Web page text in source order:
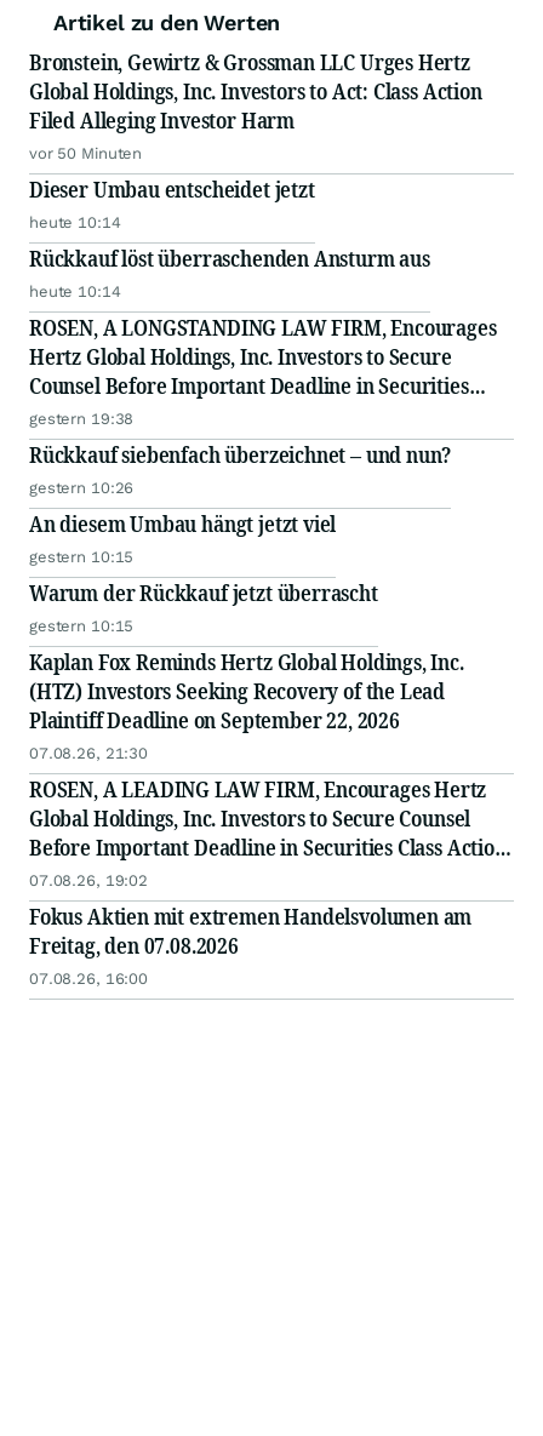
Artikel zu den Werten
Bronstein, Gewirtz & Grossman LLC Urges Hertz
Global Holdings, Inc. Investors to Act: Class Action
Filed Alleging Investor Harm
vor 50 Minuten
Dieser Umbau entscheidet jetzt
heute 10:14
Rückkauf löst überraschenden Ansturm aus
heute 10:14
ROSEN, A LONGSTANDING LAW FIRM, Encourages
Hertz Global Holdings, Inc. Investors to Secure
Counsel Before Important Deadline in Securities
Class Action - HTZ
gestern 19:38
Rückkauf siebenfach überzeichnet – und nun?
gestern 10:26
An diesem Umbau hängt jetzt viel
gestern 10:15
Warum der Rückkauf jetzt überrascht
gestern 10:15
Kaplan Fox Reminds Hertz Global Holdings, Inc.
(HTZ) Investors Seeking Recovery of the Lead
Plaintiff Deadline on September 22, 2026
07.08.26, 21:30
ROSEN, A LEADING LAW FIRM, Encourages Hertz
Global Holdings, Inc. Investors to Secure Counsel
Before Important Deadline in Securities Class Action
- HTZ
07.08.26, 19:02
Fokus Aktien mit extremen Handelsvolumen am
Freitag, den 07.08.2026
07.08.26, 16:00